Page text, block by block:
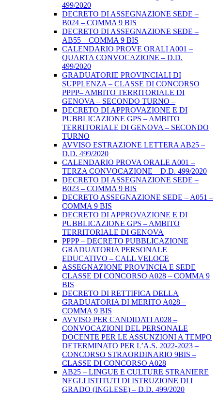
499/2020
DECRETO DI ASSEGNAZIONE SEDE –
B024 – COMMA 9 BIS
DECRETO DI ASSEGNAZIONE SEDE –
AB55 – COMMA 9 BIS
CALENDARIO PROVE ORALI A001 –
QUARTA CONVOCAZIONE – D.D.
499/2020
GRADUATORIE PROVINCIALI DI
SUPPLENZA – CLASSE DI CONCORSO
PPPP– AMBITO TERRITORIALE DI
GENOVA – SECONDO TURNO –
DECRETO DI APPROVAZIONE E DI
PUBBLICAZIONE GPS – AMBITO
TERRITORIALE DI GENOVA – SECONDO
TURNO
AVVISO ESTRAZIONE LETTERA AB25 –
D.D. 499/2020
CALENDARIO PROVA ORALE A001 –
TERZA CONVOCAZIONE – D.D. 499/2020
DECRETO DI ASSEGNAZIONE SEDE –
B023 – COMMA 9 BIS
DECRETO ASSEGNAZIONE SEDE – A051 –
COMMA 9 BIS
DECRETO DI APPROVAZIONE E DI
PUBBLICAZIONE GPS – AMBITO
TERRITORIALE DI GENOVA
PPPP – DECRETO PUBBLICAZIONE
GRADUATORIA PERSONALE
EDUCATIVO – CALL VELOCE
ASSEGNAZIONE PROVINCIA E SEDE
CLASSE DI CONCORSO A028 – COMMA 9
BIS
DECRETO DI RETTIFICA DELLA
GRADUATORIA DI MERITO A028 –
COMMA 9 BIS
AVVISO PER CANDIDATI A028 –
CONVOCAZIONI DEL PERSONALE
DOCENTE PER LE ASSUNZIONI A TEMPO
DETERMINATO PER L’A.S. 2022-2023 –
CONCORSO STRAORDINARIO 9BIS –
CLASSE DI CONCORSO A028
AB25 – LINGUE E CULTURE STRANIERE
NEGLI ISTITUTI DI ISTRUZIONE DI I
GRADO (INGLESE) – D.D. 499/2020